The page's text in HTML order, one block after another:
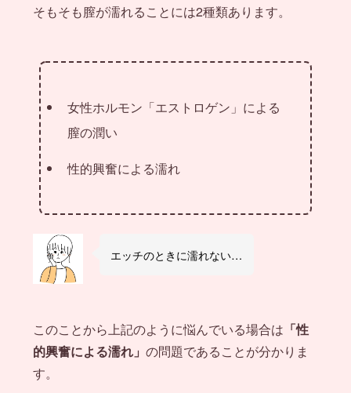
そもそも膣が濡れることには2種類あります。
女性ホルモン「エストロゲン」による
膣の潤い
性的興奮による濡れ
エッチのときに濡れない…
このことから上記のように悩んでいる場合は 「性
的興奮による濡れ」 の問題であることが分かりま
す。